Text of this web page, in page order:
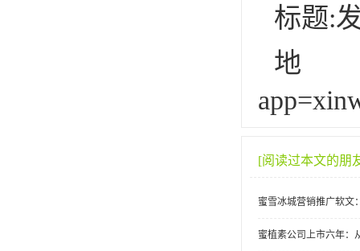
标题:
地
[阅读过本文的朋
蜜雪冰城营销推广软文
蜜植素公司上市六年：